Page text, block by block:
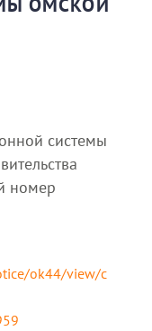
системы
номер
ok44/view/c